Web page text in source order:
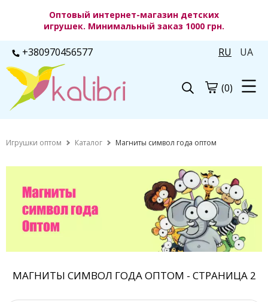
Оптовый интернет-магазин детских
игрушек. Минимальный заказ 1000 грн.
+380970456577 RU UA
(0)
Игрушки оптом Каталог Магниты символ года оптом
МАГНИТЫ СИМВОЛ ГОДА ОПТОМ - СТРАНИЦА 2